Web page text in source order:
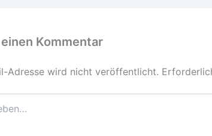
Kommentar
Adresse wird nicht veröffentlicht.